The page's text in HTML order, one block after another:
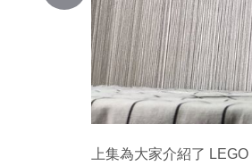
上集為大家介紹了
Copy
Link